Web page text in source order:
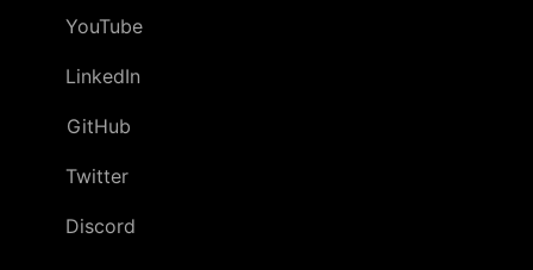
YouTube
LinkedIn
GitHub
Twitter
Discord